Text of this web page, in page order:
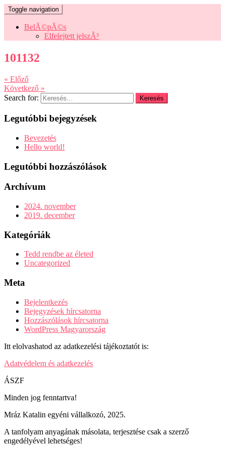
Toggle navigation
BelÃ©pÃ©s
Elfelejtett jelszÃ³
101132
« Előző
Következő »
Search for:
Legutóbbi bejegyzések
Bevezetés
Hello world!
Legutóbbi hozzászólások
Archívum
2024. november
2019. december
Kategóriák
Tedd rendbe az életed
Uncategorized
Meta
Bejelentkezés
Bejegyzések hírcsatorna
Hozzászólások hírcsatorna
WordPress Magyarország
Itt elolvashatod az adatkezelési tájékoztatót is:
Adatvédelem és adatkezelés
ÁSZF
Minden jog fenntartva!
Mráz Katalin egyéni vállalkozó, 2025.
A tanfolyam anyagának másolata, terjesztése csak a szerző
engedélyével lehetséges!